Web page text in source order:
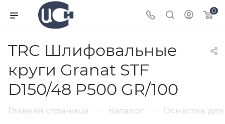
0
TRC Шлифовальные
круги Granat STF
D150/48 P500 GR/100
Главная страница Каталог Оснастка